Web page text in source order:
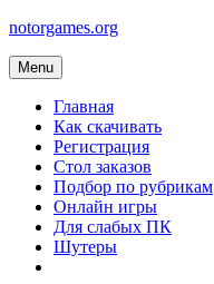
Skip
content
notorgames.org
Menu
Главная
Как скачивать
Регистрация
Стол заказов
Подбор по рубрикам
Онлайн игры
Для слабых ПК
Шутеры